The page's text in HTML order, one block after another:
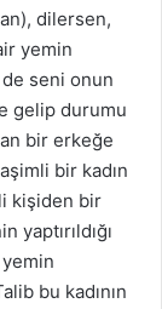
dilersen,
yemin
seni onun
gelip durumu
bir erkeğe
bir kadın
kişiden bir
yemin
bu kadının